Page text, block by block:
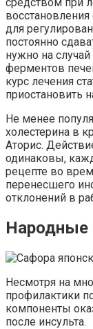
для
постоянно
нужно на
ферментов
курс лечения
приостановить
Не менее
холестерина в
Аторис.
одинаковы,
рецепте во
перенесшего
отклонений в
Народные
Несмотря на
профилактики
компоненты
после инсульта.